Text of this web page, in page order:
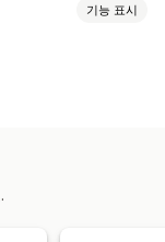
기능 표시
화